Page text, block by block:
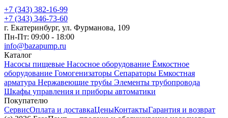
+7 (343) 382-16-99
+7 (343) 346-73-‬60
г. Екатеринбург, ул. Фурманова, 109
Пн-Пт: 09:00 - 18:00
info@bazapump.ru
Каталог
Насосы пищевые Насосное оборудование Ёмкостное
оборудование Гомогенизаторы Сепараторы Емкостная
арматура Нержавеющие трубы Элементы трубопровода
Шкафы управления и приборы автоматики
Покупателю
СервисОплата и доставкаЦеныКонтактыГарантия и возврат